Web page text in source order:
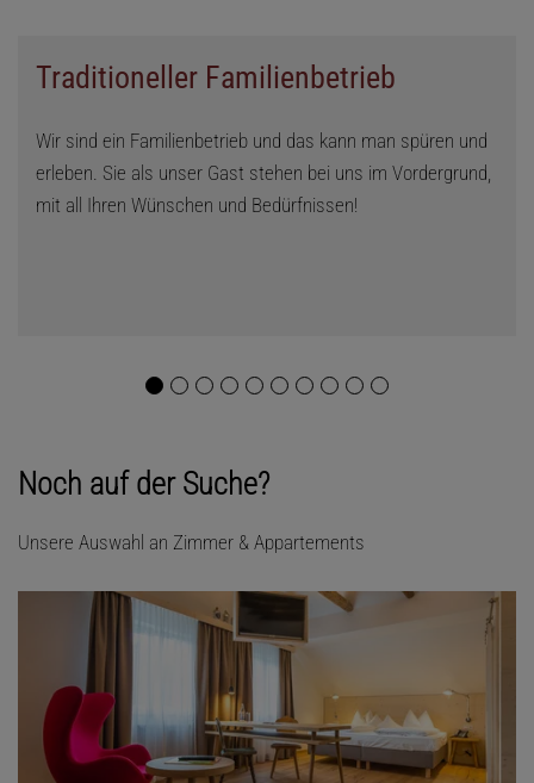
Traditioneller Familienbetrieb
Wir sind ein Familienbetrieb und das kann man spüren und
erleben. Sie als unser Gast stehen bei uns im Vordergrund,
mit all Ihren Wünschen und Bedürfnissen!
Noch auf der Suche?
Unsere Auswahl an Zimmer & Appartements